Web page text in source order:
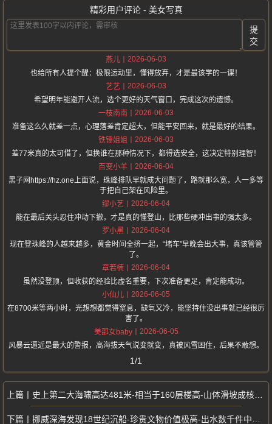
精彩用户评论 - 美女写真
提
交
燕儿
2026-06-03
也给所有人提个醒：极限运动里，懂得放弃，才是最该学的一课！
艺艺
2026-06-03
希望明年能避开人流，选个更好的天气窗口，完成这次的遗憾。
一枝南南
2026-06-03
准备这么久就差一点，心理落差肯定超大，但能平安回来，就是最好的结果。
铁锤姐姐
2026-06-03
差77米真的太可惜了，但换谁在那种情况下，都得选安全，这决定特别理智！
百变小羊
2026-06-04
黑子网https://hz.one上面说，珠峰排队早就成大问题了，路就那么宽，人一多等
于把自己架在风险里。
缪小艺
2026-06-04
能在最后关头忍住冲动下撤，才是真的懂登山，比那些硬冲出事的强太多。
罗小黑
2026-06-04
现在登珠峰的人越来越多，黄金时间全挤一起，“堵车”早晚会出大事，真该管管
了。
章若楠
2026-06-04
虽然没登顶，但收获的经验比虚名重要，下次准备更足，肯定能成功。
小仙儿
2026-06-05
在8700米等两小时，光想想都觉得窒息，缺氧又冷，能坚持住没出事就已经很厉
害了。
美邵女baby
2026-06-05
风暴云逼近是最大的警报，高海拔天气说变就变，真被风雪困住，后果不敢想。
1/1
史上第二大海啸高达481米-相当于160层楼高-山体滑坡成核心诱因
挪威深海发现18世纪沉船-珍贵文物价值极高-出水数千件中国青花瓷